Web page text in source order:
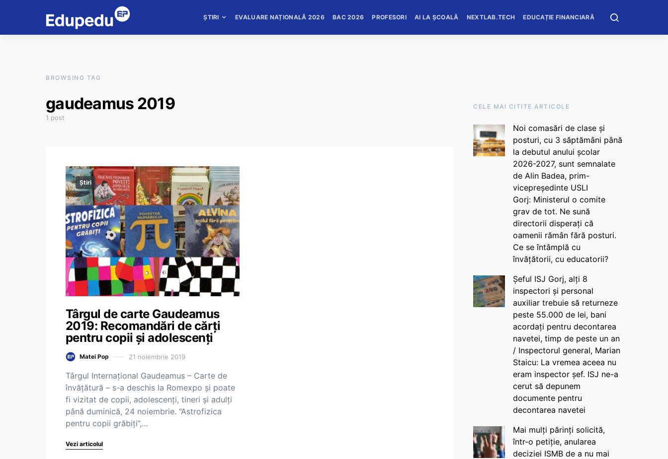
ȘTIRI EVALUARE NAȚIONALĂ 2026 BAC 2026 PROFESORI AI LA ȘCOALĂ NEXTLAB.TECH EDUCAȚIE FINANCIARĂ
BROWSING TAG
gaudeamus 2019
1 post
Știri
Târgul de carte Gaudeamus
2019: Recomandări de cărți
pentru copii și adolescenți
Matei Pop 21 noiembrie 2019
Târgul Internațional Gaudeamus – Carte de
învățătură – s-a deschis la Romexpo și poate
fi vizitat de copii, adolescenți, tineri și adulți
până duminică, 24 noiembrie. “Astrofizica
pentru copii grăbiți”,…
Vezi articolul
CELE MAI CITITE ARTICOLE
Noi comasări de clase și
posturi, cu 3 săptămâni până
la debutul anului școlar
2026-2027, sunt semnalate
de Alin Badea, prim-
vicepreședinte USLI
Gorj: Ministerul o comite
grav de tot. Ne sună
directorii disperați că
oamenii rămân fără posturi.
Ce se întâmplă cu
învățătorii, cu educatorii?
Șeful ISJ Gorj, alți 8
inspectori și personal
auxiliar trebuie să returneze
peste 55.000 de lei, bani
acordați pentru decontarea
navetei, timp de peste un an
/ Inspectorul general, Marian
Staicu: La vremea aceea nu
eram inspector șef. ISJ ne-a
cerut să depunem
documente pentru
decontarea navetei
Mai mulți părinți solicită,
într-o petiție, anularea
deciziei ISMB de a nu mai